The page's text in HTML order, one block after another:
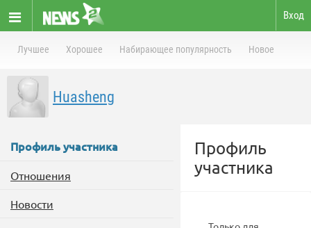
Вход
Лучшее Хорошее Набирающее популярность Новое
Huasheng
Профиль участника
Отношения
Новости
Профиль
участника